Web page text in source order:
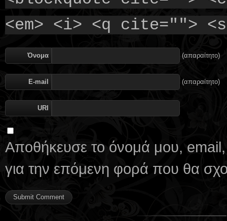
<em> <i> <q cite="">
Όνομα (απαραίτητο)
E-mail (απαραίτητο)
URI
Αποθήκευσε το όνομά μου, email,
για την επόμενη φορά που θα